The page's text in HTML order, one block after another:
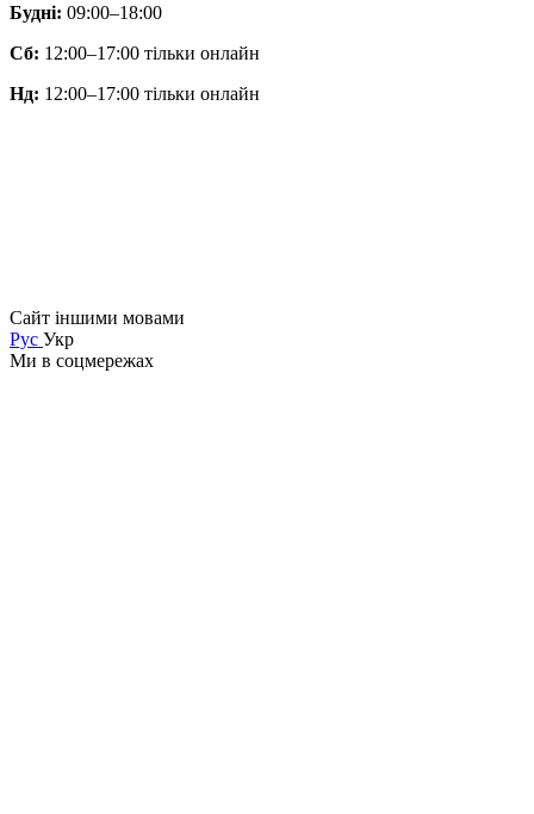
Будні: 09:00–18:00
Сб: 12:00–17:00 тільки онлайн
Нд: 12:00–17:00 тільки онлайн
Сайт іншими мовами
Рус Укр
Ми в соцмережах